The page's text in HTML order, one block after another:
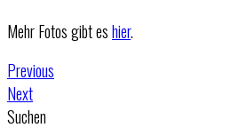
Mehr Fotos gibt eshier.
Previous
Next
Suchen